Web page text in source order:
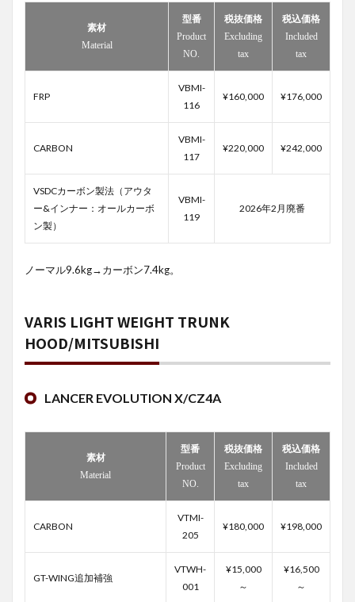
素材
Material
型番
Product
NO.
税抜価格
Excluding
tax
税込価格
Included
tax
FRP
VBMI-
116
¥160,000 ¥176,000
CARBON
VBMI-
117
¥220,000 ¥242,000
VSDCカーボン製法（アウタ
ー&インナー：オールカーボ
ン製）
VBMI-
119
2026年2月廃番
ノーマル9.6kg→カーボン7.4kg。
VARIS LIGHT WEIGHT TRUNK
HOOD/MITSUBISHI
LANCER EVOLUTION X/CZ4A
素材
Material
型番
Product
NO.
税抜価格
Excluding
tax
税込価格
Included
tax
CARBON
VTMI-
205
¥180,000 ¥198,000
GT-WING追加補強
VTWH-
001
¥15,000
～
¥16,500
～